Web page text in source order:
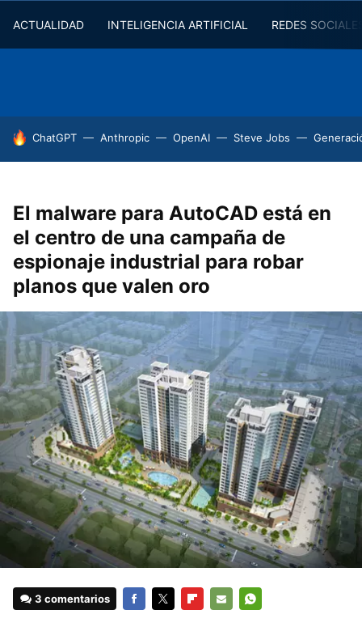
ACTUALIDAD INTELIGENCIA ARTIFICIAL REDES
HOY SE HABLA DE
ChatGPT Anthropic OpenAI Steve Jobs
El malware para AutoCAD está en
el centro de una campaña de
espionaje industrial para robar
planos que valen oro
3 comentarios